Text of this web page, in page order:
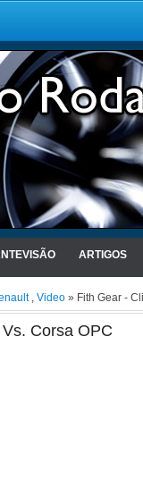
ARTIGOS
, Video » Fith Gear -
Corsa OPC